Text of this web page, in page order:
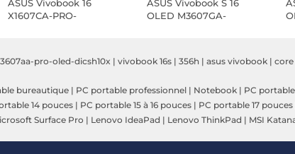
ASUS Vivobook 16
X1607CA-PRO-
ASUS Vivobook S 16
OLED M3607GA-
pro-oled-dicsh10x | vivobook 16s | 356h | asus vivobook | core
bureautique | PC portable professionnel | Notebook | PC
14 pouces | PC portable 15 à 16 pouces | PC portable 17 pouces
Surface Pro | Lenovo IdeaPad | Lenovo ThinkPad | MSI